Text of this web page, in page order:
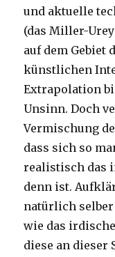
und aktuelle
(das Miller-
auf dem Gebiet
künstlichen
Extrapolation
Unsinn. Doch
Vermischung
dass sich so
realistisch das
denn ist.
natürlich
wie das
diese an dieser